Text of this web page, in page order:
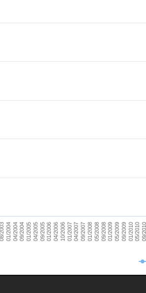
08/200301/200404/200409/200401/200504/200509/200501/200604/200610/200601/200704/200709/200701/200805/200809/200801/200905/200909/200901/201005/201009/